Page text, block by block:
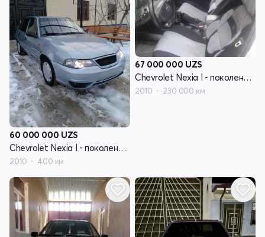
60 000 000 UZS
Chevrolet Nexia I - поколение рестайлинг
2010 400 км
67 000 000 UZS
Chevrolet Nexia I - поколение рестайлинг
2010 230 000 км